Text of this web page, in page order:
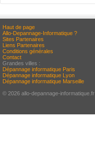
Haut de page
Allo-Depannage-Informatique ?
Sites Partenaires
Liens Partenaires
Conditions générales
Contact
Grandes villes :
Dépannage informatique Paris
Dépannage informatique Lyon
Dépannage informatique Marseille
© 2026 allo-depannage-informatique.fr